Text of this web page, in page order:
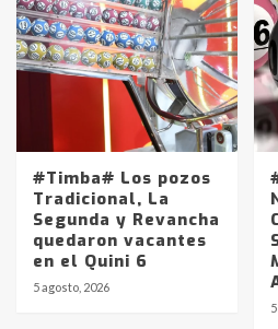
#Timba# Los pozos
Tradicional, La
Segunda y Revancha
quedaron vacantes
en el Quini 6
5 agosto, 2026
Identidad de los
pampeanos que